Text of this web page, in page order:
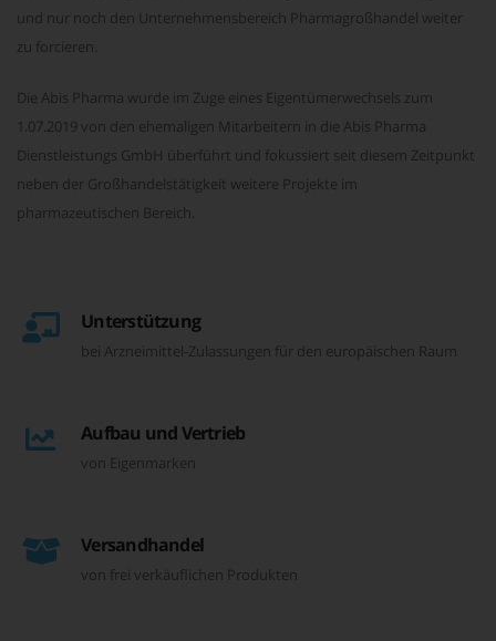
und nur noch den Unternehmensbereich Pharmagroßhandel weiter
zu forcieren.
Die Abis Pharma wurde im Zuge eines Eigentümerwechsels zum
1.07.2019 von den ehemaligen Mitarbeitern in die Abis Pharma
Dienstleistungs GmbH überführt und fokussiert seit diesem Zeitpunkt
neben der Großhandelstätigkeit weitere Projekte im
pharmazeutischen Bereich.
Unterstützung
bei Arzneimittel-Zulassungen für den europäischen Raum
Aufbau und Vertrieb
von Eigenmarken
Versandhandel
von frei verkäuflichen Produkten